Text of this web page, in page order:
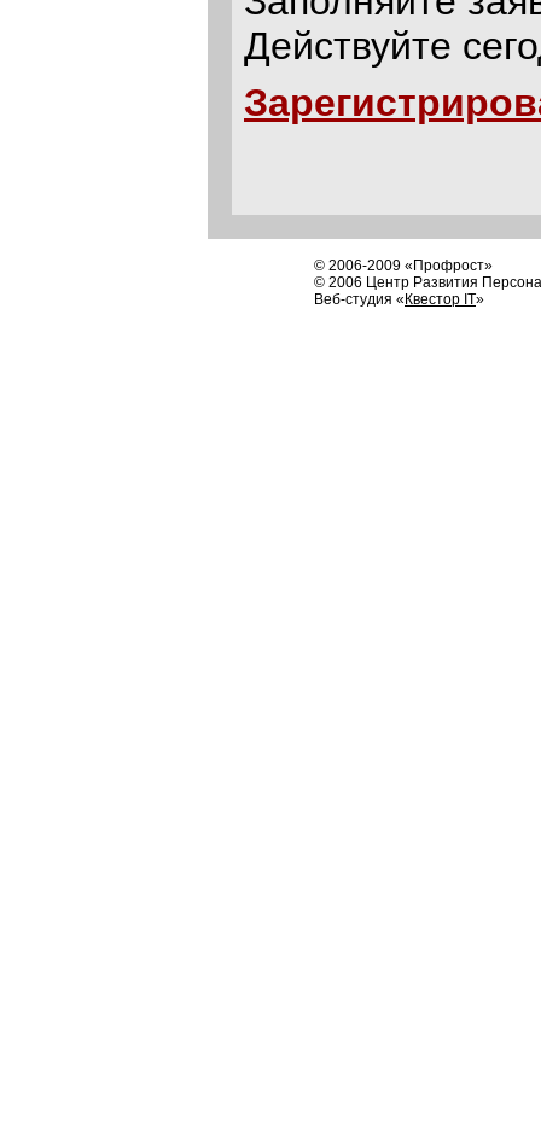
Действуйте
© 2006-2009 «Профрост»
© 2006 Центр Развития
Веб-студия « Квестор IT»